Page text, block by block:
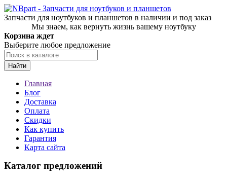
Запчасти для ноутбуков и планшетов в наличии и под заказ
Мы знаем, как вернуть жизнь вашему ноутбуку
Корзина ждет
Выберите любое предложение
Найти
Главная
Блог
Доставка
Оплата
Скидки
Как купить
Гарантия
Карта сайта
Каталог предложений